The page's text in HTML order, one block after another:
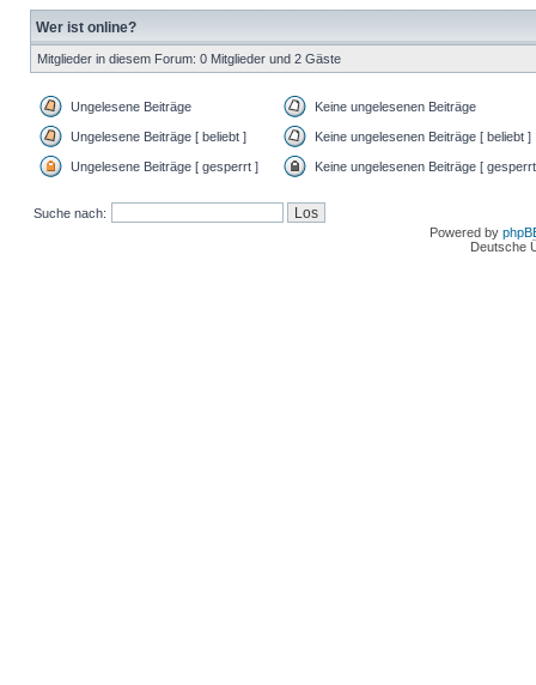
Wer ist online?
Mitglieder in diesem Forum: 0 Mitglieder und 2 Gäste
Ungelesene Beiträge Keine ungelesenen Beiträge
Ungelesene Beiträge [ beliebt ] Keine ungelesenen Beiträge [ beliebt ]
Ungelesene Beiträge [ gesperrt ] Keine ungelesenen Beiträge [
Suche nach:
Powered by
Deutsche